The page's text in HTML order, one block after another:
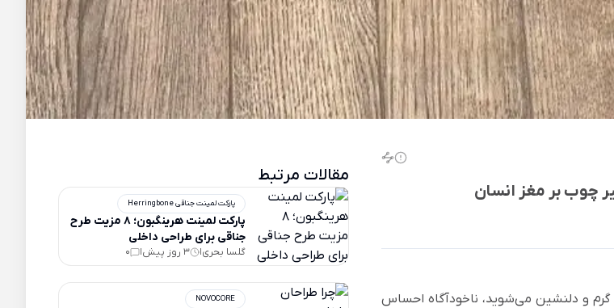
چوب بر مغز انسان
گرم و دلنشین می‌شوید، ناخودآگاه احساس
مقالات مرتبط
پارکت لمینت جناقی Herringbone
پارکت لمینت هرینگبون؛ ۸ مزیت طرح
جناقی برای طراحی داخلی
گلسا بحری| 3 روز پیش |
0
NOVOCORE